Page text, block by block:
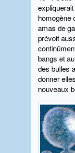
homogène
amas de
prévoit
bangs et
des bulles
donner
nouveaux